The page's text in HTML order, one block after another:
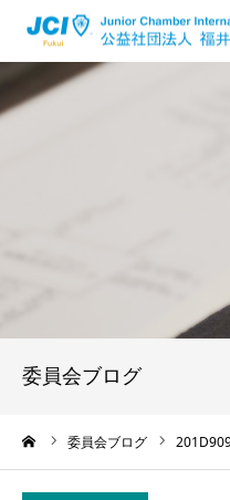
委員会ブログ
委員会ブログ